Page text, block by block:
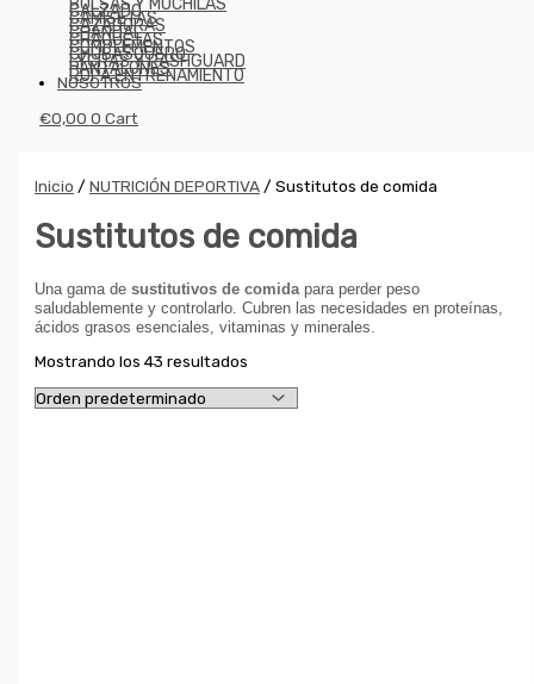
BOLSAS Y MOCHILAS
CALZADO
CAMISETAS
CAZADORAS
CHANDAL
CHAQUETAS
COMPLEMENTOS
CHUBASQUERO
LYCRAS Y RASHGUARD
PANTALONES
ROPA ENTRENAMIENTO
NOSOTROS
€0,00 0 Cart
Inicio /NUTRICIÓN DEPORTIVA / Sustitutos de comida
Sustitutos de comida
Una gama desustitutivos de comida para perder peso
saludablemente y controlarlo. Cubren las necesidades en proteínas,
ácidos grasos esenciales, vitaminas y minerales.
Mostrando los 43 resultados